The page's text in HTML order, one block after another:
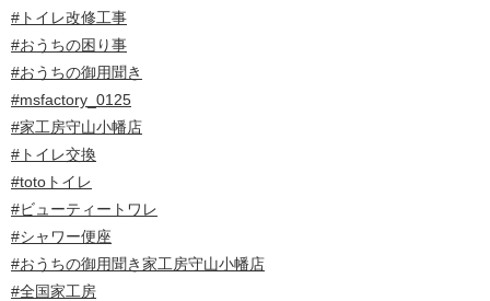
#トイレ改修工事
#おうちの困り事
#おうちの御用聞き
#msfactory_0125
#家工房守山小幡店
#トイレ交換
#totoトイレ
#ビューティートワレ
#シャワー便座
#おうちの御用聞き家工房守山小幡店
#全国家工房